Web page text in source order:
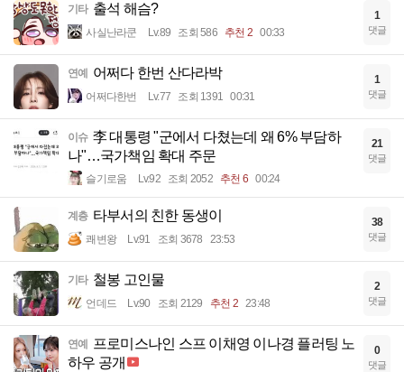
기타 출석 해슴?
사실난라쿤 Lv.89 조회 586 추천 2 00:33
1
댓글
연예 어쩌다 한번 산다라박
어쩌다한번 Lv.77 조회 1391 00:31
1
댓글
이슈 李 대통령 "군에서 다쳤는데 왜 6% 부담하
나"…국가책임 확대 주문
슬기로움 Lv.92 조회 2052 추천 6 00:24
21
댓글
계층 타부서의 친한 동생이
쾌변왕 Lv.91 조회 3678 23:53
38
댓글
기타 철봉 고인물
언데드 Lv.90 조회 2129 추천 2 23:48
2
댓글
연예
프로미스나인 스프 이채영 이나경 플러팅 노
하우 공개
0
댓글